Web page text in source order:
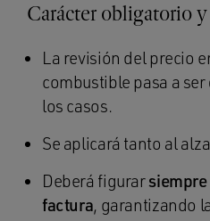
Carácter obligatorio
La revisión del precio
combustible pasa a ser
los casos.
Se aplicará tanto al
Deberá figurar
factura, garantizando